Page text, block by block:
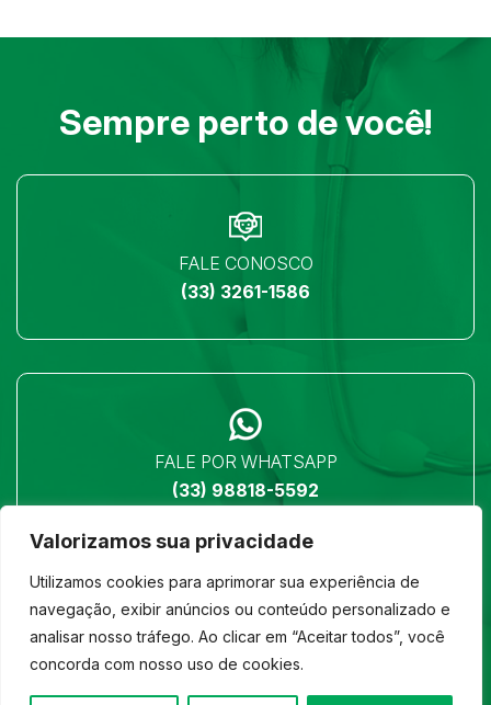
Valorizamos sua privacidade
Utilizamos cookies para aprimorar sua experiência de
navegação, exibir anúncios ou conteúdo personalizado e
analisar nosso tráfego. Ao clicar em “Aceitar todos”, você
concorda com nosso uso de cookies.
Sempre perto de você!
FALE CONOSCO
(33) 3261-1586
FALE POR WHATSAPP
(33) 98818-5592
LOCALIZAÇÃO